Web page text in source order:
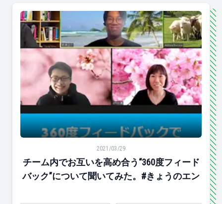
チーム内でお互いを高め合う“360度フィードバック”に
2021/03/29
チーム内でお互いを高め合う“360度フィード
バック”について聞いてみた。#きょうのエン